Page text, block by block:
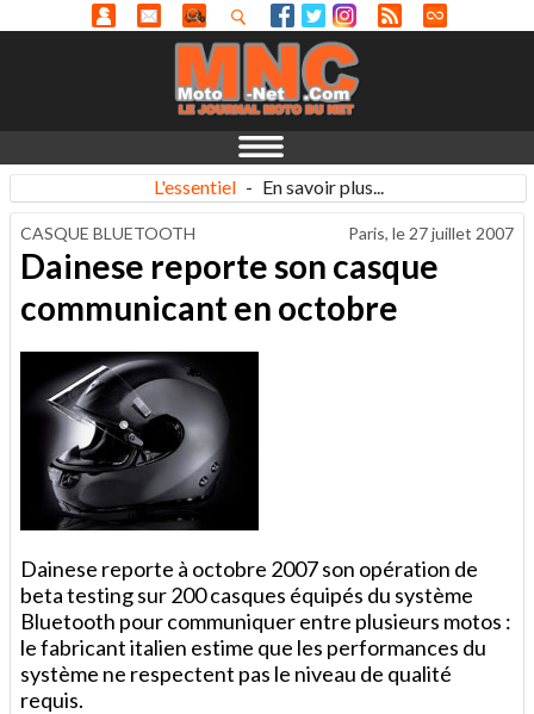
L'essentiel - En savoir plus...
CASQUE BLUETOOTH Paris, le 27 juillet 2007
Dainese reporte son casque
communicant en octobre
Dainese reporte à octobre 2007 son opération de
beta testing sur 200 casques équipés du système
Bluetooth pour communiquer entre plusieurs motos :
le fabricant italien estime que les performances du
système ne respectent pas le niveau de qualité
requis.